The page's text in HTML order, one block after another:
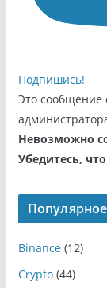
Подпишись!
Это сообщение
Невозможно
Убедитесь,
Популярное
Binance(12)
Crypto(44)